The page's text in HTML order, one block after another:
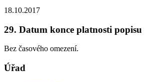
18.10.2017
29. Datum konce platnosti popisu
Bez časového omezení.
Úřad